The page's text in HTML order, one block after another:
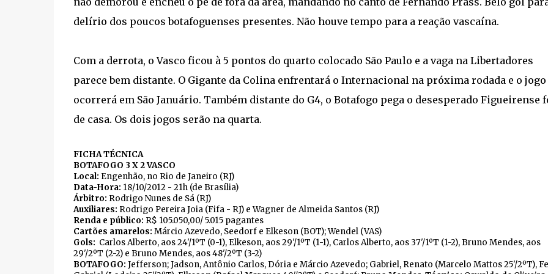
delírio dos poucos botafoguenses presentes. Não houve tempo para a reação vascaína.
Com a derrota, o Vasco ficou à 5 pontos do quarto colocado São Paulo e a vaga na Libertadores
parece bem distante. O Gigante da Colina enfrentará o Internacional na próxima rodada e o jogo
ocorrerá em São Januário. Também distante do G4, o Botafogo pega o desesperado Figueirense
de casa. Os dois jogos serão na quarta.
FICHA TÉCNICA
BOTAFOGO 3 X 2 VASCO
Local: Engenhão, no Rio de Janeiro (RJ)
Data-Hora: 18/10/2012 - 21h (de Brasília)
Árbitro: Rodrigo Nunes de Sá (RJ)
Auxiliares: Rodrigo Pereira Joia (Fifa - RJ) e Wagner de Almeida Santos (RJ)
Renda e público: R$ 105.050,00/ 5.015 pagantes
Cartões amarelos: Márcio Azevedo, Seedorf e Elkeson (BOT); Wendel (VAS)
Gols: Carlos Alberto, aos 24'/1ºT (0-1), Elkeson, aos 29'/1ºT (1-1), Carlos Alberto, aos 37'/1ºT (1-2), Bruno Mendes, aos
29'/2ºT (2-2) e Bruno Mendes, aos 48'/2ºT (3-2)
BOTAFOGO: Jefferson; Jadson, Antônio Carlos, Dória e Márcio Azevedo; Gabriel, Renato (Marcelo Mattos 25'/2ºT),